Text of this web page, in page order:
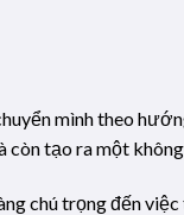
mình theo
còn tạo ra một
chú trọng đến